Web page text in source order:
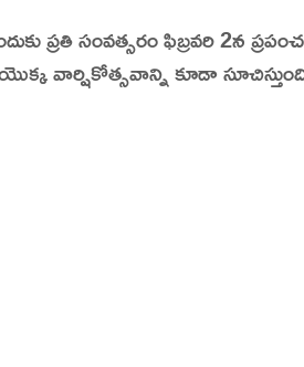
in India | What
ప్రతి సంవత్సరం ఫిబ్రవరి 2న
వార్షికోత్సవాన్ని కూడా